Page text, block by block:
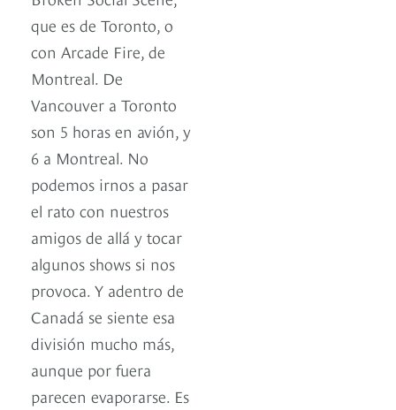
que es de Toronto, o
con Arcade Fire, de
Montreal. De
Vancouver a Toronto
son 5 horas en avión, y
6 a Montreal. No
podemos irnos a pasar
el rato con nuestros
amigos de allá y tocar
algunos shows si nos
provoca. Y adentro de
Canadá se siente esa
división mucho más,
aunque por fuera
parecen evaporarse. Es